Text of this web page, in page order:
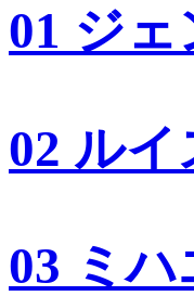
01 ジ
02 ル
03 ミ